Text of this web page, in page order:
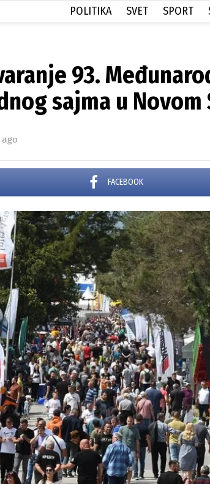
POLITIKA SVET SPORT
93.
sajma u Novom
FACEBOOK